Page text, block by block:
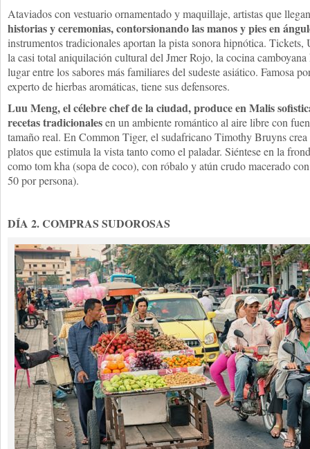
Ataviados con vestuario ornamentado y maquillaje, artistas que
historias y ceremonias, contorsionando las manos y pies en
instrumentos tradicionales aportan la pista sonora hipnótica.
la casi total aniquilación cultural del Jmer Rojo, la cocina
lugar entre los sabores más familiares del sudeste asiático. Famosa
experto de hierbas aromáticas, tiene sus defensores.
Luu Meng, el célebre chef de la ciudad, produce en Malis
recetas tradicionalesen un ambiente romántico al aire libre con
tamaño real. En Common Tiger, el sudafricano Timothy Bruyns
platos que estimula la vista tanto como el paladar. Siéntese en la
como tom kha (sopa de coco), con róbalo y atún crudo macerado
50 por persona).
DÍA 2. COMPRAS SUDOROSAS